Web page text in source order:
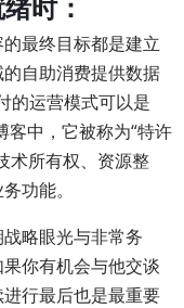
时：
最终目标都是建立
自助消费提供数据
的运营模式可以是
客中，它被称为“特许
术所有权、资源整
功能。
略眼光与非常务
你有机会与他交谈
行最后也是最重要